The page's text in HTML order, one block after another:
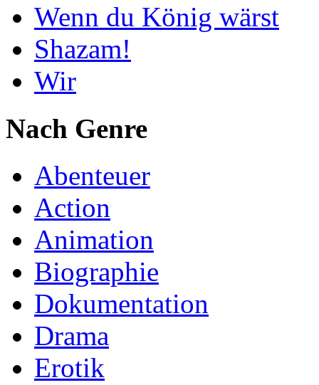
Wenn du König wärst
Shazam!
Wir
Nach Genre
Abenteuer
Action
Animation
Biographie
Dokumentation
Drama
Erotik